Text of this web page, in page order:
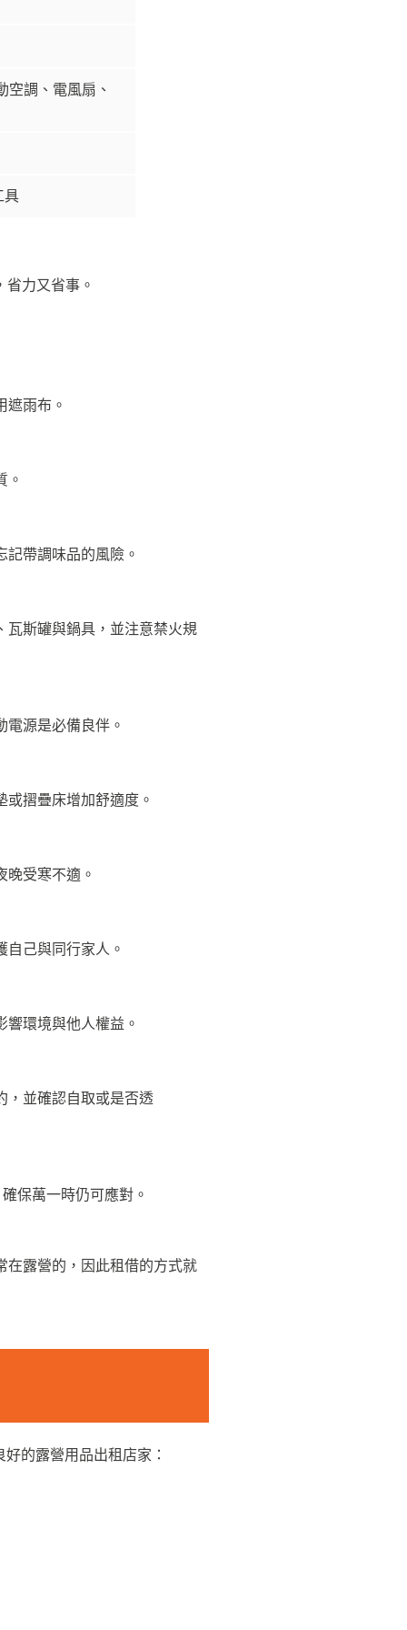
調、電風扇、
具
力又省事。
遮雨布。
。
帶調味品的風險。
瓦斯罐與鍋具，並注意禁火規
源是必備良伴。
摺疊床增加舒適度。
受寒不適。
己與同行家人。
環境與他人權益。
，並確認自取或是否透
保萬一時仍可應對。
在露營的，因此租借的方式就
的露營用品出租店家：